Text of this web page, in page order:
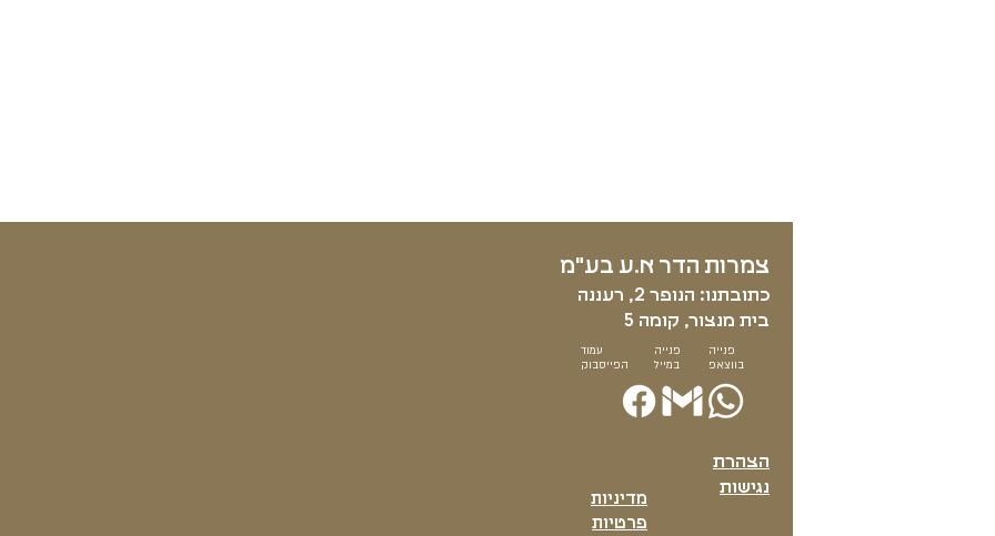
צמרות הדר א.ע בע"מ​
כתובתנו: הנופר 2, רעננה
בית מנצור, קומה 5
עמוד
הפייסבוק
פנייה
במייל
פנייה
בווצאפ
הצהרת
נגישות
מדיניות
פרטיות